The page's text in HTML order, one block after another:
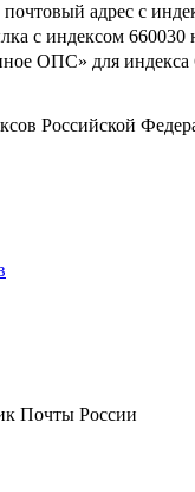
адрес с
с индексом 660030
ОПС» для индекса
Российской
Почты России